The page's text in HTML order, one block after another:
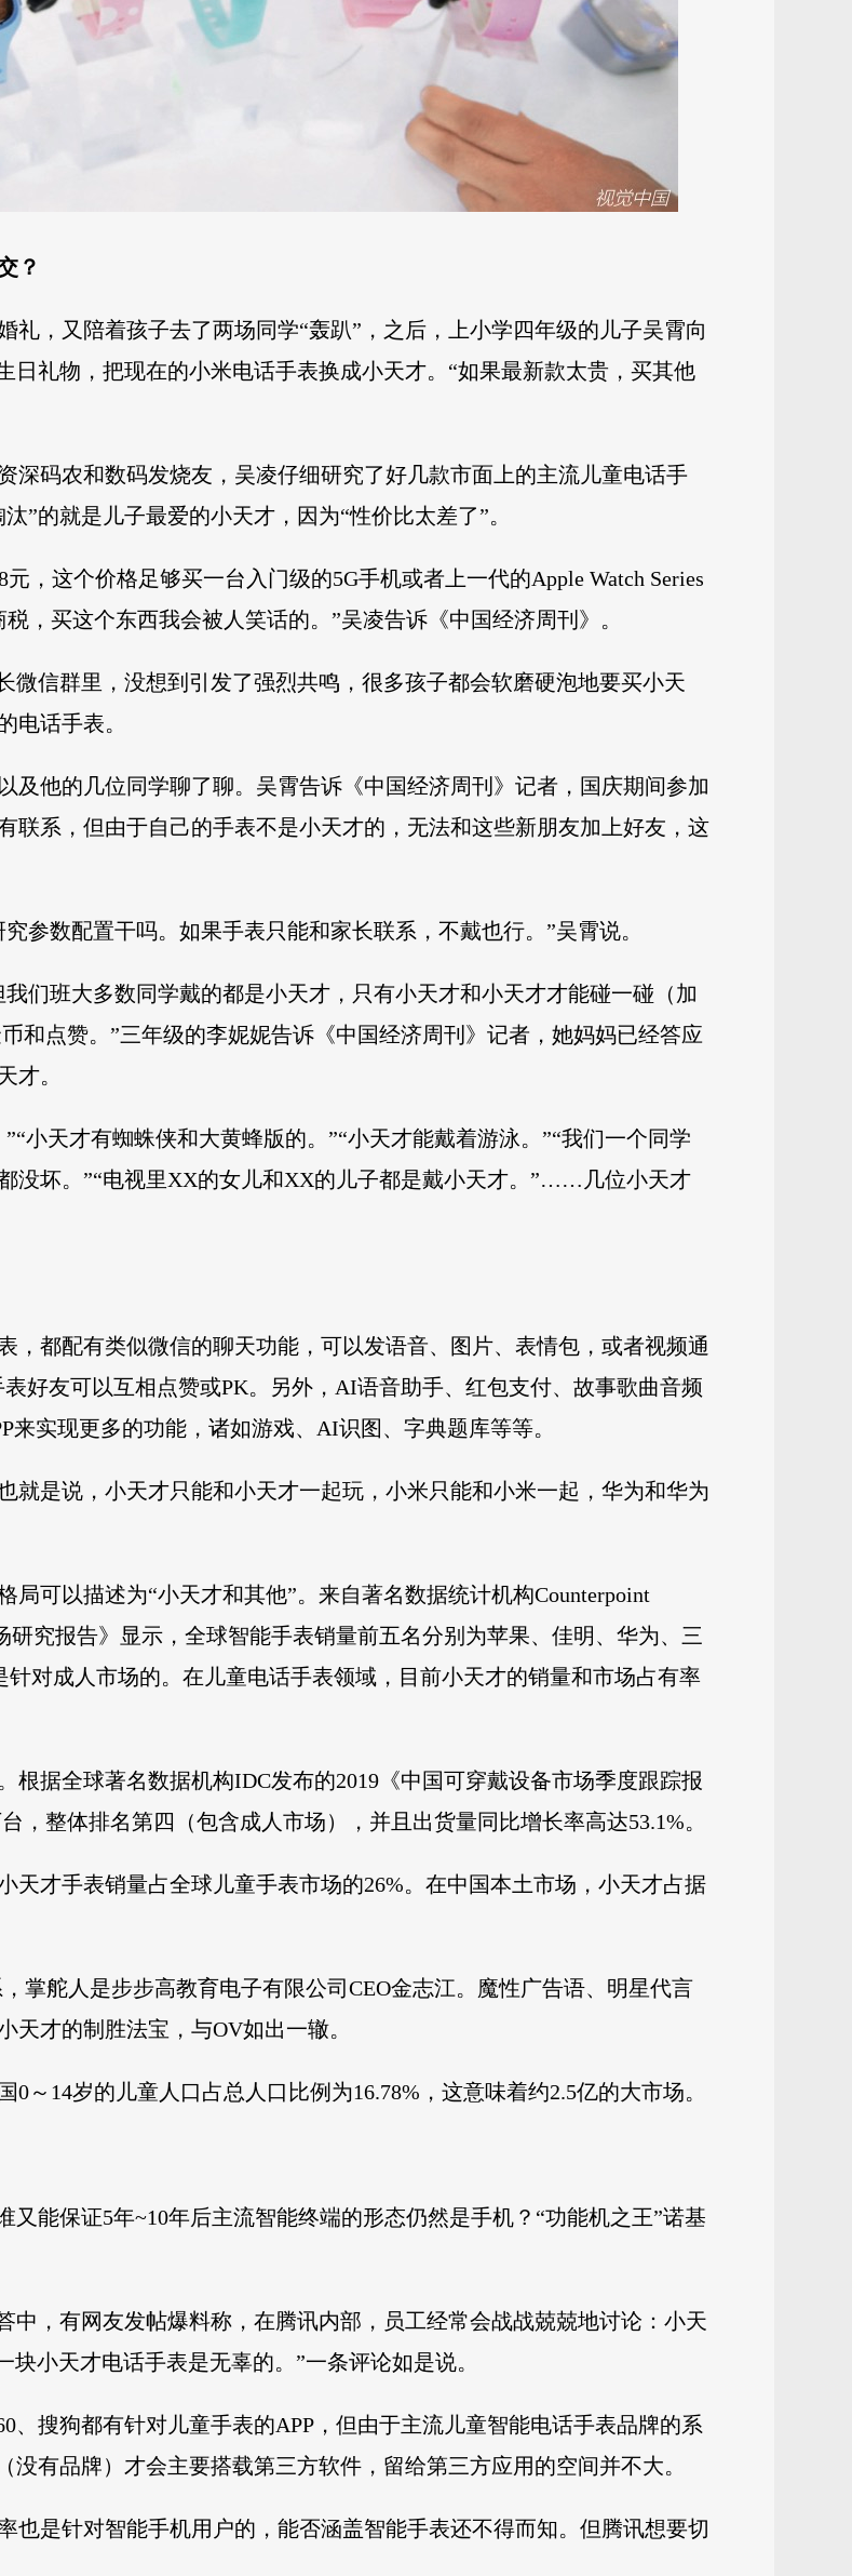
？
礼，又陪着孩子去了两场同学“轰趴”，之后，上小学四年级的儿子吴霄向
日礼物，把现在的小米电话手表换成小天才。“如果最新款太贵，买其他
深码农和数码发烧友，吴凌仔细研究了好几款市面上的主流儿童电话手
”的就是儿子最爱的小天才，因为“性价比太差了”。
，这个价格足够买一台入门级的5G手机或者上一代的Apple Watch Series
，买这个东西我会被人笑话的。”吴凌告诉《中国经济周刊》。
微信群里，没想到引发了强烈共鸣，很多孩子都会软磨硬泡地要买小天
电话手表。
及他的几位同学聊了聊。吴霄告诉《中国经济周刊》记者，国庆期间参加
联系，但由于自己的手表不是小天才的，无法和这些新朋友加上好友，这
参数配置干吗。如果手表只能和家长联系，不戴也行。”吴霄说。
们班大多数同学戴的都是小天才，只有小天才和小天才才能碰一碰（加
和点赞。”三年级的李妮妮告诉《中国经济周刊》记者，她妈妈已经答应
才。
小天才有蜘蛛侠和大黄蜂版的。”“小天才能戴着游泳。”“我们一个同学
没坏。”“电视里XX的女儿和XX的儿子都是戴小天才。”……几位小天才
，都配有类似微信的聊天功能，可以发语音、图片、表情包，或者视频通
好友可以互相点赞或PK。另外，AI语音助手、红包支付、故事歌曲音频
实现更多的功能，诸如游戏、AI识图、字典题库等等。
就是说，小天才只能和小天才一起玩，小米只能和小米一起，华为和华为
可以描述为“小天才和其他”。来自著名数据统计机构Counterpoint
研究报告》显示，全球智能手表销量前五名分别为苹果、佳明、华为、三
对成人市场的。在儿童电话手表领域，目前小天才的销量和市场占有率
根据全球著名数据机构IDC发布的2019《中国可穿戴设备市场季度跟踪报
，整体排名第四（包含成人市场），并且出货量同比增长率高达53.1%。
天才手表销量占全球儿童手表市场的26%。在中国本土市场，小天才占据
掌舵人是步步高教育电子有限公司CEO金志江。魔性广告语、明星代言
才的制胜法宝，与OV如出一辙。
～14岁的儿童人口占总人口比例为16.78%，这意味着约2.5亿的大市场。
又能保证5年~10年后主流智能终端的形态仍然是手机？“功能机之王”诺基
中，有网友发帖爆料称，在腾讯内部，员工经常会战战兢兢地讨论：小天
小天才电话手表是无辜的。”一条评论如是说。
、搜狗都有针对儿童手表的APP，但由于主流儿童智能电话手表品牌的系
有品牌）才会主要搭载第三方软件，留给第三方应用的空间并不大。
也是针对智能手机用户的，能否涵盖智能手表还不得而知。但腾讯想要切